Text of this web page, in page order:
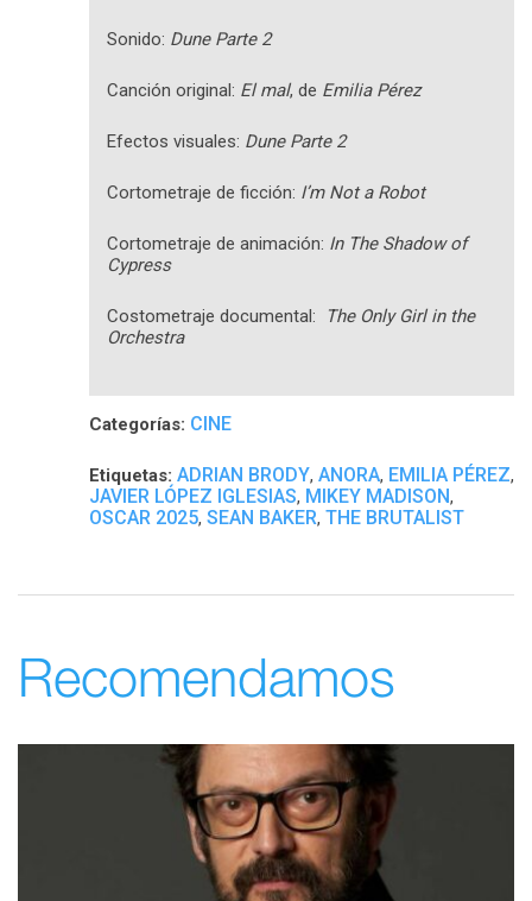
Sonido: Dune Parte 2
Canción original: El mal, de Emilia Pérez
Efectos visuales: Dune Parte 2
Cortometraje de ficción: I’m Not a Robot
Cortometraje de animación: In The Shadow of
Cypress
Costometraje documental:
The Only Girl in the
Orchestra
Categorías: CINE
Etiquetas: ADRIAN BRODY, ANORA, EMILIA PÉREZ,
JAVIER LÓPEZ IGLESIAS, MIKEY MADISON,
OSCAR 2025, SEAN BAKER, THE BRUTALIST
Recomendamos